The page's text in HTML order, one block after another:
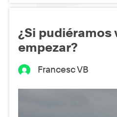
¿Si pudiéramos
empezar?
Francesc VB